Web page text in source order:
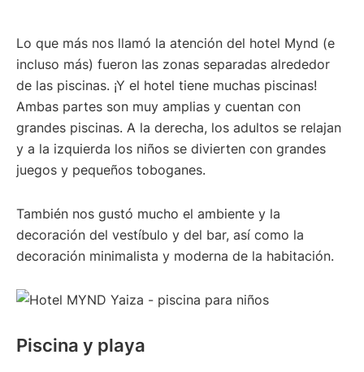
Lo que más nos llamó la atención del hotel Mynd (e
incluso más) fueron las zonas separadas alrededor
de las piscinas. ¡Y el hotel tiene muchas piscinas!
Ambas partes son muy amplias y cuentan con
grandes piscinas. A la derecha, los adultos se relajan
y a la izquierda los niños se divierten con grandes
juegos y pequeños toboganes.
También nos gustó mucho el ambiente y la
decoración del vestíbulo y del bar, así como la
decoración minimalista y moderna de la habitación.
Piscina y playa